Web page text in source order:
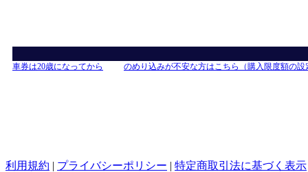
車券は20歳になってから のめり込みが不安な方はこちら（購入限度額の設
利用規約 | プライバシーポリシー | 特定商取引法に基づく表示